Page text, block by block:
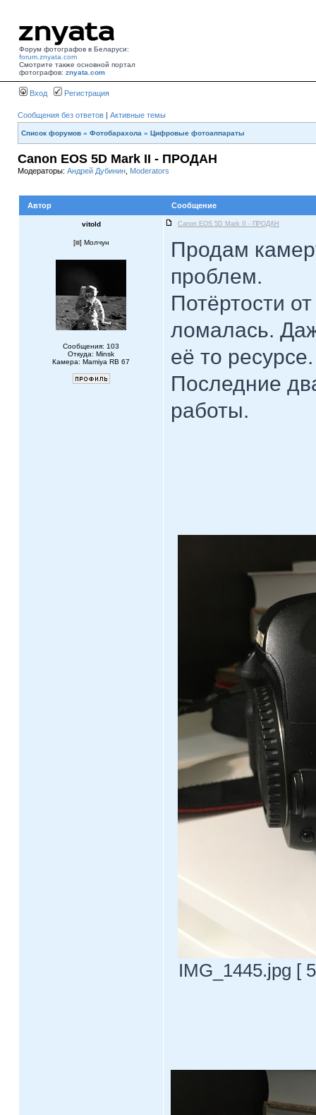
Форум фотографов в Беларуси:
forum.znyata.com
Смотрите также основной портал
фотографов: znyata.com
Вход Регистрация
Сообщения без ответов | Активные темы
Список форумов » Фотобарахола » Цифровые фотоаппараты
Canon EOS 5D Mark II - ПРОДАН
Модераторы: Андрей Дубинин Moderators
Автор Сообщение
vitold Canon EOS 5D Mark II - ПРОДАН
[ ] Молчун
Сообщения: 103
Откуда: Minsk
Камера: Mamiya RB 67
Продам
проблем.
Потёртости
ломалась.
её то ресурсе.
Последние
работы.
IMG_1445.jpg [